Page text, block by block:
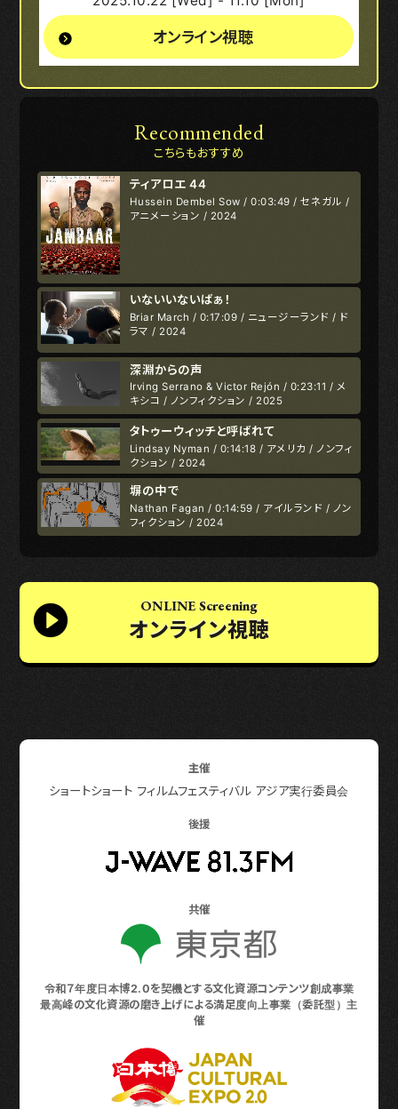
オンライン視聴
Recommended
こちらもおすすめ
ティアロエ 44
Hussein Dembel Sow / 0:03:49 / セネガル /
アニメーション / 2024
いないいないばぁ！
Briar March / 0:17:09 / ニュージーランド / ド
ラマ / 2024
深淵からの声
Irving Serrano & Victor Rejón / 0:23:11 / メ
キシコ / ノンフィクション / 2025
タトゥーウィッチと呼ばれて
Lindsay Nyman / 0:14:18 / アメリカ / ノンフィ
クション / 2024
塀の中で
Nathan Fagan / 0:14:59 / アイルランド / ノン
フィクション / 2024
ONLINE Screening
オンライン視聴
主催
ショートショート フィルムフェスティバル アジア実行委員会
後援
共催
令和７年度日本博2.0を契機とする文化資源コンテンツ創成事業
最高峰の文化資源の磨き上げによる満足度向上事業（委託型）主
催